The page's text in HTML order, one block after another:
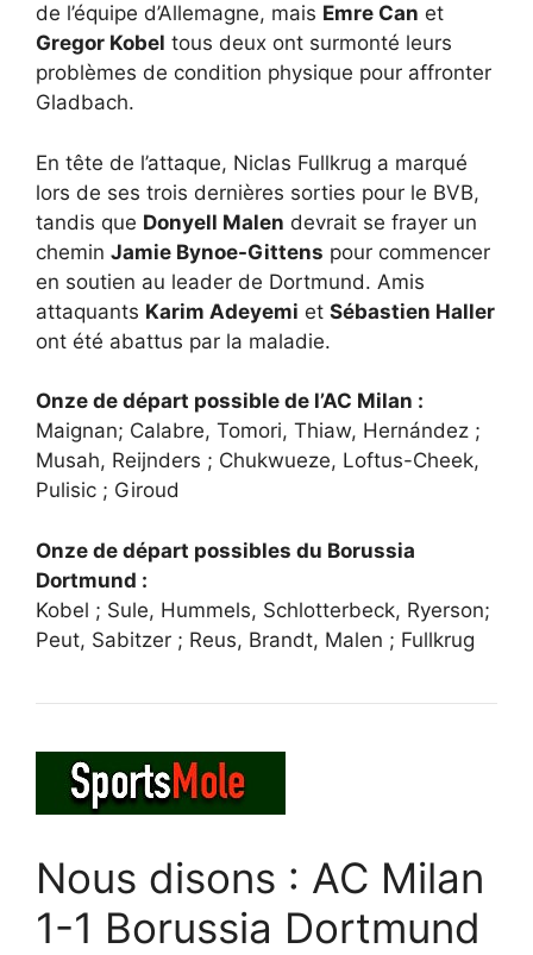
de l’équipe d’Allemagne, mais Emre Can et
Gregor Kobel tous deux ont surmonté leurs
problèmes de condition physique pour affronter
Gladbach.
En tête de l’attaque, Niclas Fullkrug a marqué
lors de ses trois dernières sorties pour le BVB,
tandis que Donyell Malen devrait se frayer un
chemin Jamie Bynoe-Gittens pour commencer
en soutien au leader de Dortmund. Amis
attaquants Karim Adeyemi et Sébastien Haller
ont été abattus par la maladie.
Onze de départ possible de l’AC Milan :
Maignan; Calabre, Tomori, Thiaw, Hernández ;
Musah, Reijnders ; Chukwueze, Loftus-Cheek,
Pulisic ; Giroud
Onze de départ possibles du Borussia
Dortmund :
Kobel ; Sule, Hummels, Schlotterbeck, Ryerson;
Peut, Sabitzer ; Reus, Brandt, Malen ; Fullkrug
Nous disons : AC Milan
1-1 Borussia Dortmund